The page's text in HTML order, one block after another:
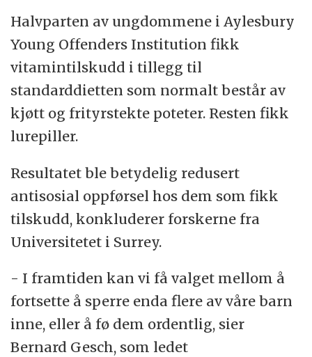
Halvparten av ungdommene i Aylesbury
Young Offenders Institution fikk
vitamintilskudd i tillegg til
standarddietten som normalt består av
kjøtt og frityrstekte poteter. Resten fikk
lurepiller.
Resultatet ble betydelig redusert
antisosial oppførsel hos dem som fikk
tilskudd, konkluderer forskerne fra
Universitetet i Surrey.
- I framtiden kan vi få valget mellom å
fortsette å sperre enda flere av våre barn
inne, eller å fø dem ordentlig, sier
Bernard Gesch, som ledet